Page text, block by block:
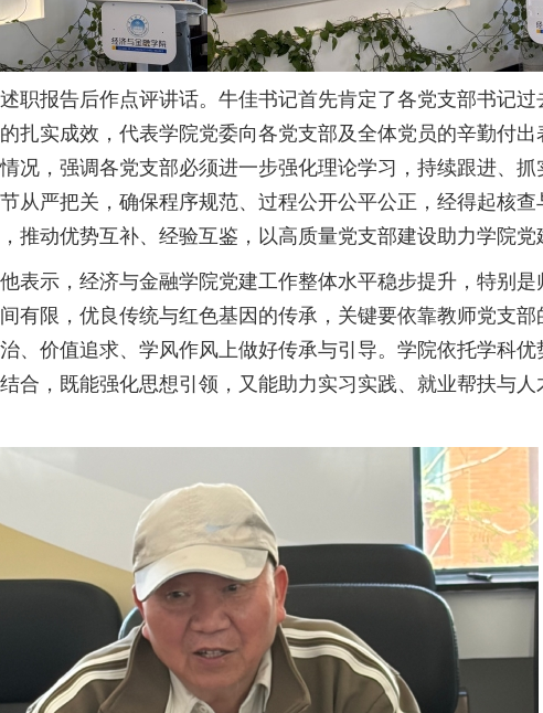
职报告后作点评讲话。牛佳书记首先肯定了各党支部书记过
扎实成效，代表学院党委向各党支部及全体党员的辛勤付
况，强调各党支部必须进一步强化理论学习，持续跟进、
从严把关，确保程序规范、过程公开公平公正，经得起核
推动优势互补、经验互鉴，以高质量党支部建设助力学院党
表示，经济与金融学院党建工作整体水平稳步提升，特别是
有限，优良传统与红色基因的传承，关键要依靠教师党支部
、价值追求、学风作风上做好传承与引导。学院依托学科
合，既能强化思想引领，又能助力实习实践、就业帮扶与